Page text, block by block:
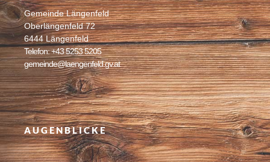
Gemeinde Längenfeld
Oberlängenfeld 72
6444 Längenfeld
Telefon: +43 5253 5205
gemeinde@laengenfeld.gv.at
AUGENBLICKE